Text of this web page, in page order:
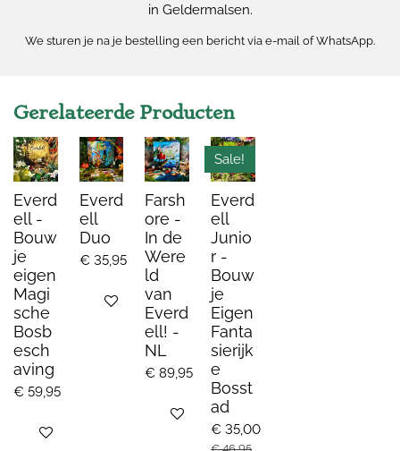
in Geldermalsen.
We sturen je na je bestelling een bericht via e-mail of WhatsApp.
Gerelateerde Producten
Everd
ell -
Bouw
je
eigen
Magi
sche
Bosb
esch
aving
€ 59,95
Bekijk details
Everd
ell
Duo
€ 35,95
Bekijk details
Farsh
ore -
In de
Were
ld
van
Everd
ell! -
NL
€ 89,95
Bekijk details
Sale!
Everd
ell
Junio
r -
Bouw
je
Eigen
Fanta
sierijk
e
Bosst
ad
€ 35,00